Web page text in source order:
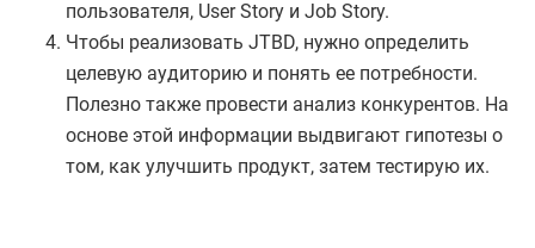
пользователя, User Story и Job Story.
Чтобы реализовать JTBD, нужно определить
целевую аудиторию и понять ее потребности.
Полезно также провести анализ конкурентов. На
основе этой информации выдвигают гипотезы о
том, как улучшить продукт, затем тестирую их.